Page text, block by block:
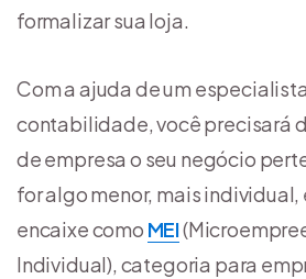
formalizar sua loja.
Com a ajuda de um
contabilidade, você precisará
de empresa o seu negócio
for algo menor, mais individual,
encaixe como MEI
Individual), categoria para